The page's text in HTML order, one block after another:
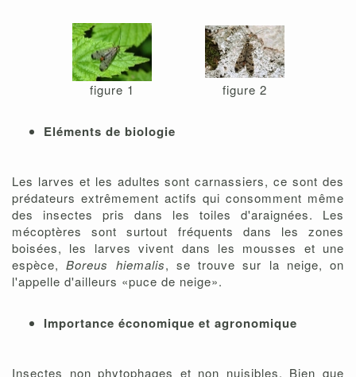
figure 1 figure 2
Eléments de biologie
Les larves et les adultes sont carnassiers, ce sont des
prédateurs extrêmement actifs qui consomment même
des insectes pris dans les toiles d'araignées. Les
mécoptères sont surtout fréquents dans les zones
boisées, les larves vivent dans les mousses et une
espèce,Boreus hiemalis, se trouve sur la neige, on
l'appelle d'ailleurs «puce de neige».
Importance économique et agronomique
Insectes non phytophages et non nuisibles. Bien que